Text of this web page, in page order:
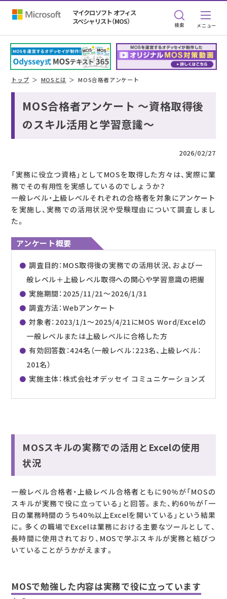
マイクロソフト オフィス
スペシャリスト（MOS）
検索
トップ MOSとは MOS合格者アンケート
MOS合格者アンケート ～資格取得後
のスキル活用と学習意識～
2026/02/27
「実務に役立つ資格」としてMOSを取得した方々は、実際に業
務でその有用性を実感しているのでしょうか？
一般レベル・上級レベルそれぞれの合格者を対象にアンケート
を実施し、実務での活用状況や受験理由について調査しまし
た。
アンケート概要
調査目的：MOS取得後の実務での活用状況、および一
般レベル＋上級レベル取得への関心や学習意識の把握
実施期間：2025/11/21～2026/1/31
調査方法：Webアンケート
対象者：2023/1/1～2025/4/21にMOS Word/Excelの
一般レベルまたは上級レベルに合格した方
有効回答数：424名（一般レベル：223名、上級レベル：
201名）
実施主体：株式会社オデッセイ コミュニケーションズ
MOSスキルの実務での活用とExcelの使用
状況
一般レベル合格者・上級レベル合格者ともに90%が「MOSの
スキルが実務で役に立っている」と回答。また、約60%が「一
日の業務時間のうち40%以上Excelを開いている」という結果
に。多くの職場でExcelは業務における主要なツールとして、
長時間に使用されており、MOSで学ぶスキルが実務と結びつ
いていることがうかがえます。
MOSで勉強した内容は実務で役に立っています